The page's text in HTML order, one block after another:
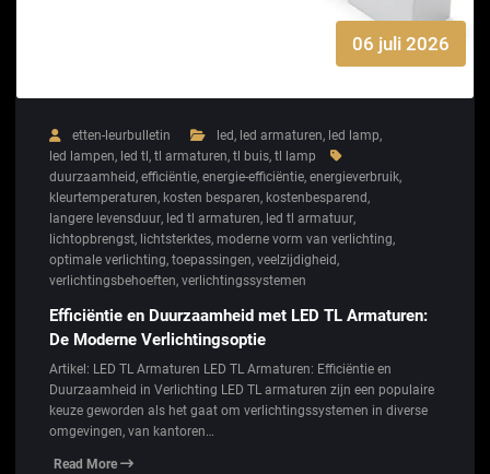
06 juli 2026
etten-leurbulletin led, led armaturen, led lamp,
led lampen, led tl , tl armaturen, tl buis, tl lamp
duurzaamheid, efficiëntie, energie-efficiëntie, energieverbruik,
kleurtemperaturen, kosten besparen, kostenbesparend,
langere levensduur, led tl armaturen, led tl armatuur,
lichtopbrengst, lichtsterktes, moderne vorm van verlichting,
optimale verlichting, toepassingen, veelzijdigheid,
verlichtingsbehoeften, verlichtingssystemen
Efficiëntie en Duurzaamheid met LED TL Armaturen:
De Moderne Verlichtingsoptie
Artikel: LED TL Armaturen LED TL Armaturen: Efficiëntie en
Duurzaamheid in Verlichting LED TL armaturen zijn een populaire
keuze geworden als het gaat om verlichtingssystemen in diverse
omgevingen, van kantoren…
Read More